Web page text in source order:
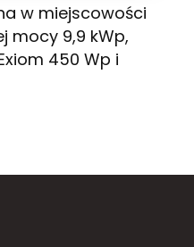
w miejscowości
mocy 9,9 kWp,
450 Wp i